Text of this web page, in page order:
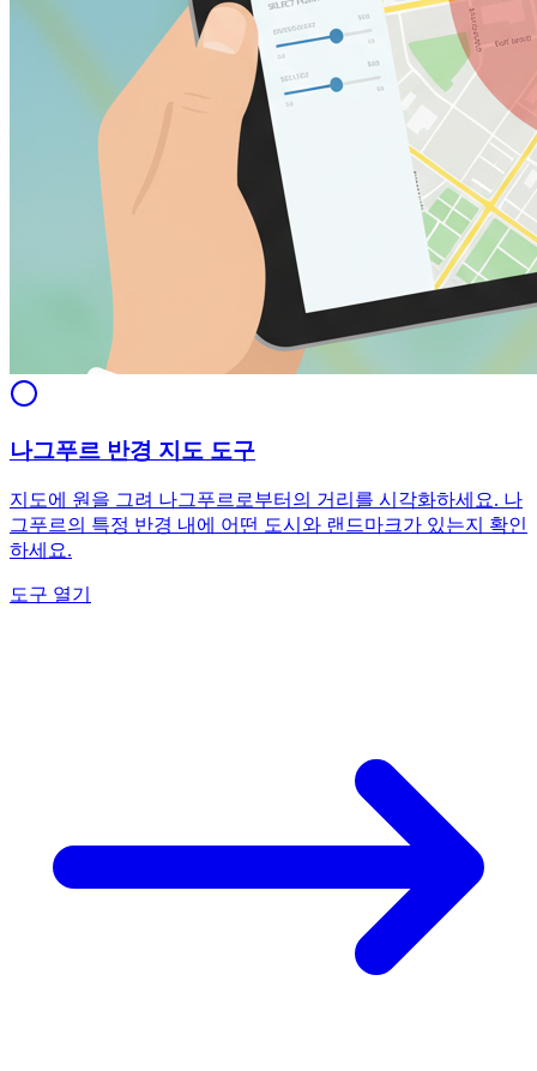
나그푸르 반경 지도 도구
지도에 원을 그려 나그푸르로부터의 거리를 시각화하세요. 나
그푸르의 특정 반경 내에 어떤 도시와 랜드마크가 있는지 확인
하세요.
도구 열기